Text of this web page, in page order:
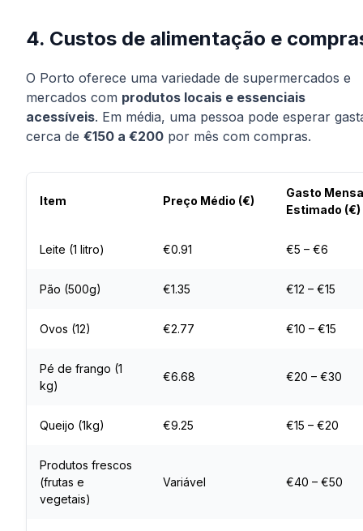
4. Custos de alimentação e
O Porto oferece uma variedade de supermercados e
mercados com produtos locais e essenciais
acessíveis. Em média, uma pessoa pode esperar
cerca de €150 a €200 por mês com compras.
Item Preço Médio (€)
Gasto
Estimado (€)
Leite (1 litro) €0.91 €5 – €6
Pão (500g) €1.35 €12 – €15
Ovos (12) €2.77 €10 – €15
Pé de frango (1
kg)
€6.68 €20 – €30
Queijo (1kg) €9.25 €15 – €20
Produtos frescos
(frutas e
vegetais)
Variável €40 – €50